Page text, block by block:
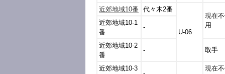
近郊地域10番 代々木2番
U-06
現在
用
近郊地域10-1
番
-
近郊地域10-2
番
- 取手
近郊地域10-3
現在